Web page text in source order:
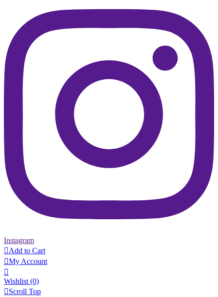
Instagram
Add to Cart
My Account

Wishlist (0)
Scroll Top